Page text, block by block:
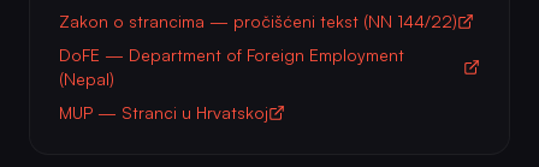
Zakon o strancima — pročišćeni tekst (NN 144/22)
DoFE — Department of Foreign Employment
(Nepal)
MUP — Stranci u Hrvatskoj